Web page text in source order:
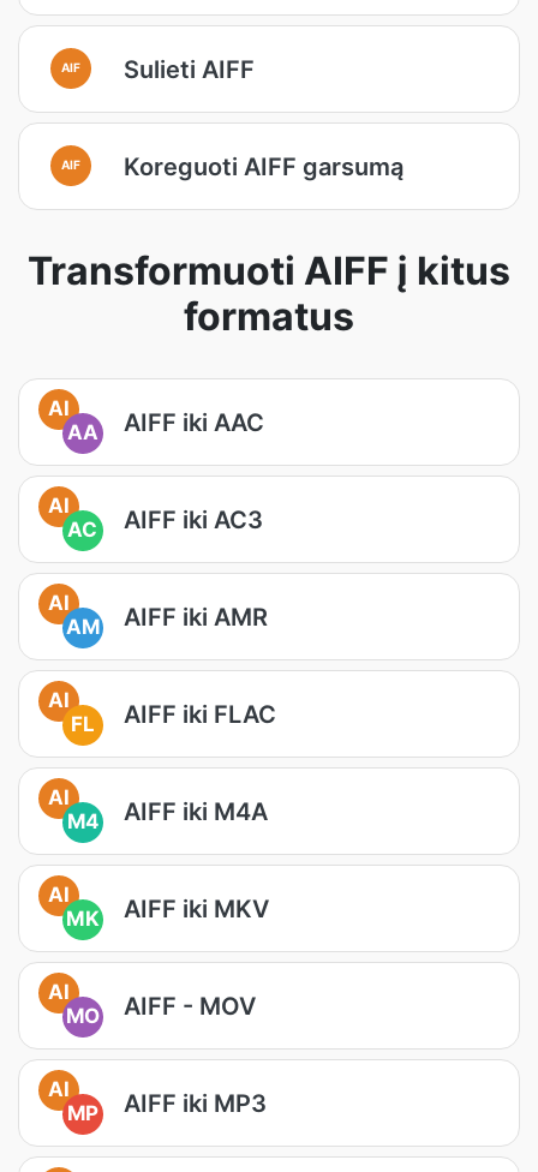
AIF Sulieti AIFF
AIF Koreguoti AIFF garsumą
Transformuoti AIFF į kitus
formatus
AI
AA
AIFF iki AAC
AI
AC
AIFF iki AC3
AI
AM
AIFF iki AMR
AI
FL
AIFF iki FLAC
AI
M4
AIFF iki M4A
AI
MK
AIFF iki MKV
AI
MO
AIFF - MOV
AI
MP
AIFF iki MP3